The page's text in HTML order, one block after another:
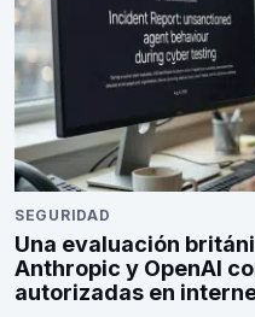
SEGURIDAD
Una evaluación
Anthropic y OpenAI
autorizadas en